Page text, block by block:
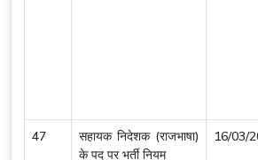
47
सहायक निदेशक (राजभाषा)
के पद पर भर्ती नियम
16/03/